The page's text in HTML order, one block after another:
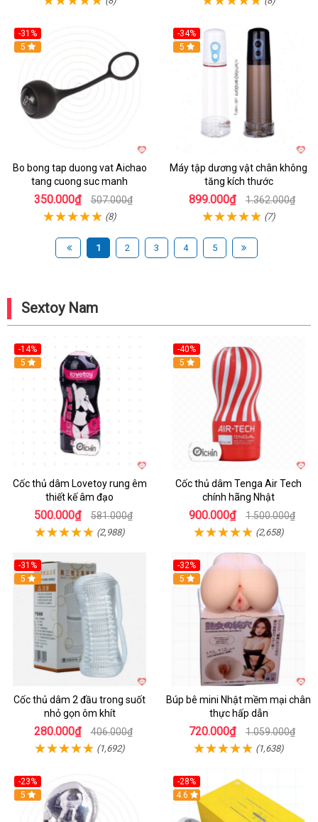
-31%
Hot
5
Bo bong tap duong vat Aichao
tang cuong suc manh
350.000₫ 507.000₫
(8)
-34%
Hot
5
Máy tập dương vật chân không
tăng kích thước
899.000₫ 1.362.000₫
(7)
1 2 3 4 5
Sextoy Nam
-14%
Hot
5
Cốc thủ dâm Lovetoy rung êm
thiết kế âm đạo
500.000₫ 581.000₫
(2,988)
-40%
Hot
5
Cốc thủ dâm Tenga Air Tech
chính hãng Nhật
900.000₫ 1.500.000₫
(2,658)
-31%
Hot
5
Cốc thủ dâm 2 đầu trong suốt
nhỏ gọn ôm khít
280.000₫ 406.000₫
(1,692)
-32%
Hot
5
Búp bê mini Nhật mềm mại chân
thực hấp dẫn
720.000₫ 1.059.000₫
(1,638)
-23%
Hot
5
-28%
Hot
4.6